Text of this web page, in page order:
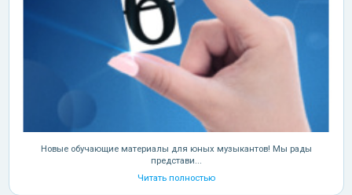
Новые обучающие материалы для юных музыкантов! Мы рады
представи...
Читать полностью